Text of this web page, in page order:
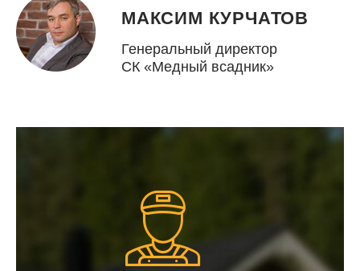
МАКСИМ КУРЧАТОВ
Генеральный директор
СК «Медный всадник»